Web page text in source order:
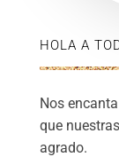
HOLA A
Nos
que
agrado.